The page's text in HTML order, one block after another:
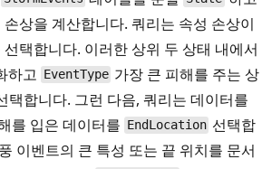
상을 계산합니다. 쿼리는 속성 손상이
택합니다. 이러한 상위 두 상태 내에서
하고 EventType 가장 큰 피해를 주는 상
택합니다. 그런 다음, 쿼리는 데이터를
를 입은 데이터를 EndLocation 선택합
이벤트의 큰 특성 또는 끝 위치를 문서